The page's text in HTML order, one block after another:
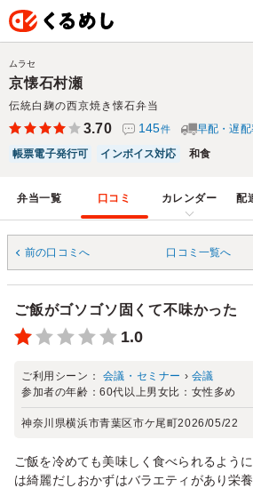
京懐石村瀬
伝統白麹の西京焼き懐石弁当
ムラセ
3.70 145件 早配・遅配
帳票電子発行可
インボイス対応 和食
弁当一覧 口コミ カレンダー 配
前の口コミへ 口コミ一覧へ
ご飯がゴソゴソ固くて不味かった
1.0
ご利用シーン： 会議・セミナー › 会議
参加者の年齢：60代以上男女比： 女性多め
神奈川県横浜市青葉区市ケ尾町2026/05/22
ご飯を冷めても美味しく食べられるよう
は綺麗だしおかずはバラエティがあり栄